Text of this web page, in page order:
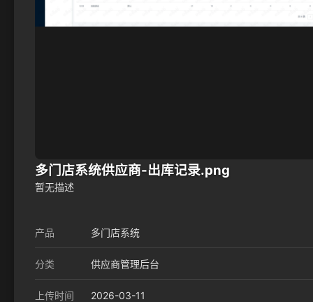
多门店系统供应商-出库记录.png
暂无描述
产品 多门店系统
分类 供应商管理后台
上传时间 2026-03-11